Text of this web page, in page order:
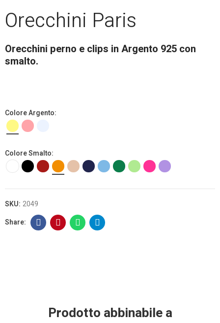
Orecchini Paris
Orecchini perno e clips in Argento 925 con
smalto.
Colore Argento
Colore Smalto
SKU: 2049
Prodotto abbinabile a